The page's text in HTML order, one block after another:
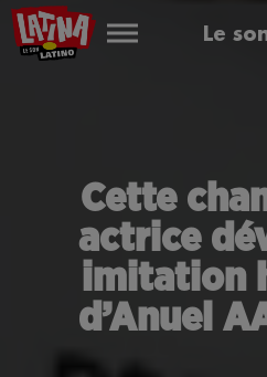
Le
Cette
actrice
imitation
d’Anuel